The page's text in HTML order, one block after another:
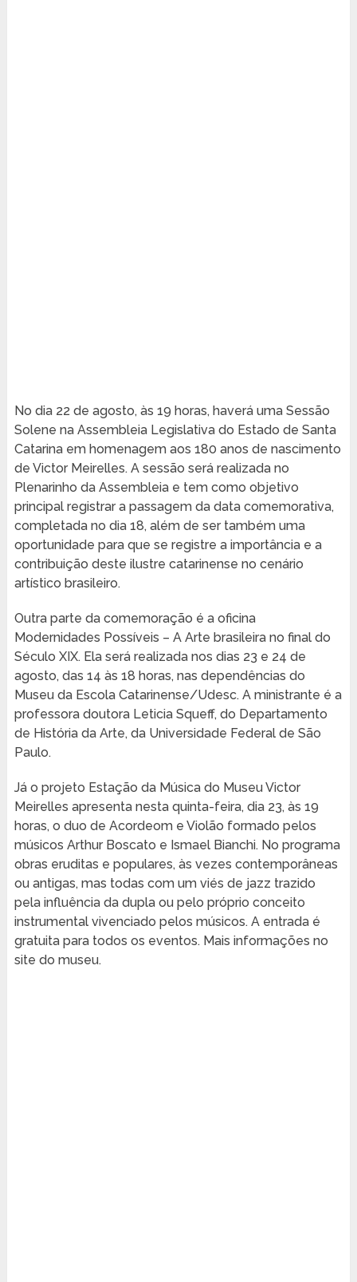
No dia 22 de agosto, às 19 horas, haverá uma Sessão
Solene na Assembleia Legislativa do Estado de Santa
Catarina em homenagem aos 180 anos de nascimento
de Victor Meirelles. A sessão será realizada no
Plenarinho da Assembleia e tem como objetivo
principal registrar a passagem da data comemorativa,
completada no dia 18, além de ser também uma
oportunidade para que se registre a importância e a
contribuição deste ilustre catarinense no cenário
artístico brasileiro.
Outra parte da comemoração é a oficina
Modernidades Possíveis – A Arte brasileira no final do
Século XIX. Ela será realizada nos dias 23 e 24 de
agosto, das 14 às 18 horas, nas dependências do
Museu da Escola Catarinense/Udesc. A ministrante é a
professora doutora Leticia Squeff, do Departamento
de História da Arte, da Universidade Federal de São
Paulo.
Já o projeto Estação da Música do Museu Victor
Meirelles apresenta nesta quinta-feira, dia 23, às 19
horas, o duo de Acordeom e Violão formado pelos
músicos Arthur Boscato e Ismael Bianchi. No programa
obras eruditas e populares, às vezes contemporâneas
ou antigas, mas todas com um viés de jazz trazido
pela influência da dupla ou pelo próprio conceito
instrumental vivenciado pelos músicos. A entrada é
gratuita para todos os eventos. Mais informações no
site do museu.